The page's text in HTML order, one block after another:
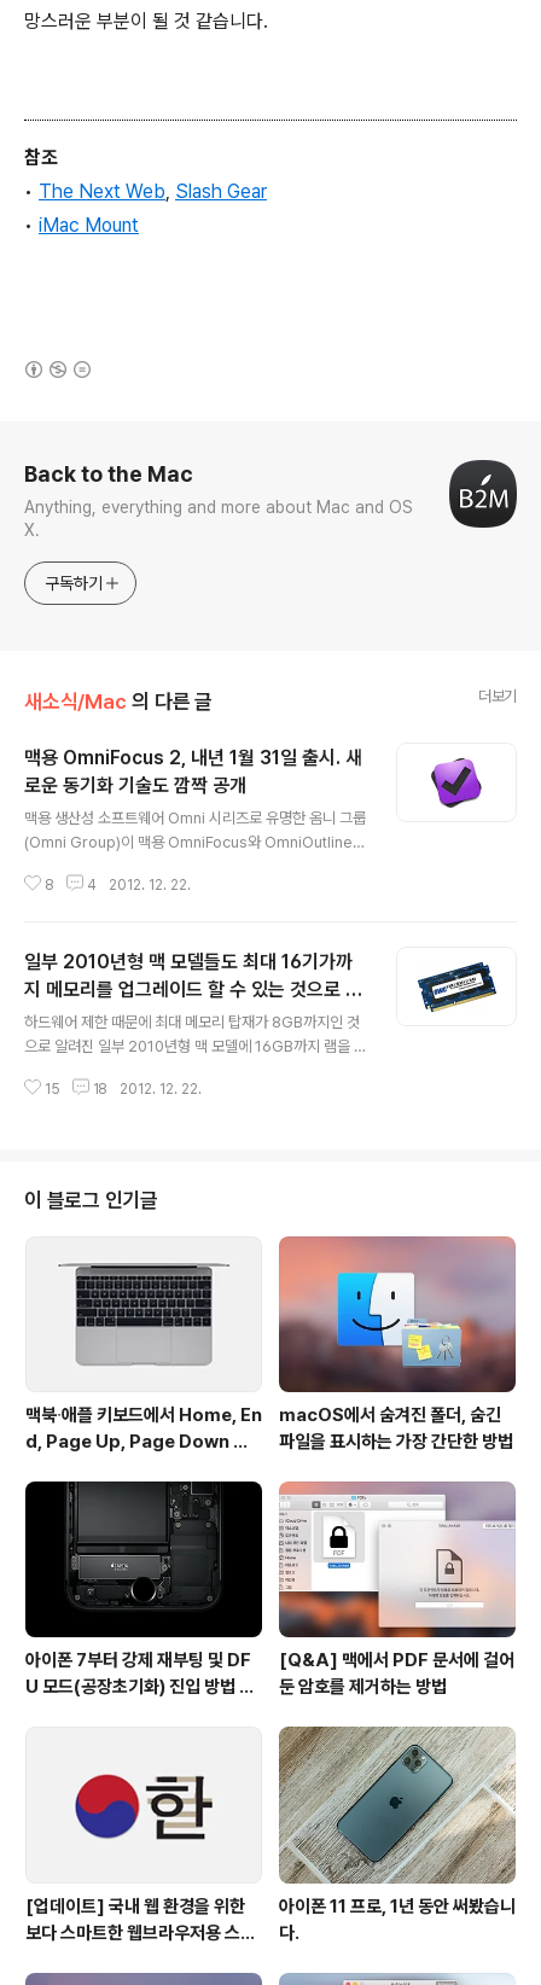
망스러운 부분이 될 것 같습니다.
참조
• The Next Web Slash Gear
• iMac Mount
Back to the Mac
Anything, everything and more about Mac and OS
X.
구독하기
새소식/Mac 의 다른 글 더보기
맥용 OmniFocus 2, 내년 1월 31일 출시. 새
로운 동기화 기술도 깜짝 공개
맥용 생산성 소프트웨어 Omni 시리즈로 유명한 옴니 그룹
(Omni Group)이 맥용 OmniFocus와 OmniOutliner
O 켄 케이스(Ken Case)는 자사의 블로그를 통해 예측(F
버전에서 디자인 큐를 가져올 것이라 말했습니다. 또 지난
2005년을 마지막으로 8년 동안 메이저 업데이트가 없었
던 OmniOutliner도 OmniFocus 2와 함께 출시할 것이
라 말했습니다.해당 소프트웨어의 세부적인 업그레이드 방
향과 구체적인 출시가가 아직 알려지지 않은 가운데 맥 앱
스토어를 통해 OmniFocus 1과 O..
8 4 2012. 12. 22.
일부 2010년형 맥 모델들도 최대 16기가까
지 메모리를 업그레이드 할 수 있는 것으로 밝
혀져
하드웨어 제한 때문에 최대 메모리 탑재가 8GB까지인 것
으로 알려진 일부 2010년형 맥 모델에 16GB까지 램을 탑
OWC가 진행한 자체 테스트에 따르면 2010년형 맥북프
다. 일단 16기가 램을 장착하기 위해서는 다음 4가지 조건
이 들어맞아야 합니다.적용 모델: 2010 맥미니, 2010 맥
북, 2010 맥북프로 13인치운영체제: 적용 모델에 OS X 1
0.7.5 및 OS X 10.8 이후의 맥 운영체제가 설치되어 있어
야 한다.하드웨어 펌웨어: 적용 모델에 최신 EFI 펌웨어..
15 18 2012. 12. 22.
이 블로그 인기글
맥북∙애플 키보드에서 Home, En
d, Page Up, Page Down 키
macOS에서 숨겨진 폴더, 숨긴
파일을 표시하는 가장 간단한 방법
아이폰 7부터 강제 재부팅 및 DF
U 모드(공장초기화) 진입 방법 변
[Q&A] 맥에서 PDF 문서에 걸어
둔 암호를 제거하는 방법
[업데이트] 국내 웹 환경을 위한
보다 스마트한 웹브라우저용 스타
아이폰 11 프로, 1년 동안 써봤습니
다.